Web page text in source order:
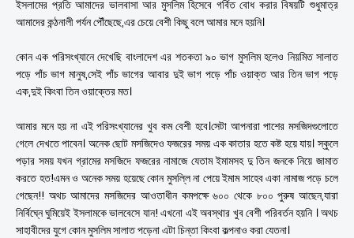
ইসলামের প্রতি আমাদের ভালবাসা আর মুসলিম হিসেবে গর্বিত বোধ করার বিষয়টি শুধুমাত্র
আমাদের কন্ঠনালী পর্যন পৌঁছেছে,এর চেয়ে বেশী কিছু বলে আমার মনে হয়নি।
কোন এক পরিসংখ্যানে দেখেছি বাংলাদেশ এর শতকতা ৯০ ভাগ মুসলিম হলেও নিয়মিত সালাত
পড়ে পাঁচ ভাগ মানুষ,সেই পাঁচ ভাগের আবার দুই ভাগ পড়ে পাঁচ ওয়াক্ত আর তিন ভাগ পড়ে
এক,দুই কিংবা তিন ওয়াক্তের মত।
আমার মনে হয় না এই পরিসংখ্যানের খুব কম বেশী হবে।সেটা আপনারা পাশের মসজিদগুলোতে
গেলে দেখতে পাবেন। অনেক ছোট মসজিদেও ফজরের সময় এক কাতার হতে কষ্ট হয়ে যায়। স্কুলে
পড়ার সময় যখন গ্রামের মসজিদে ফজরের নামাজে যেতাম ইমামসহ দু তিন জনকে নিয়ে জামাত
করতে হত!এমন ও অনেক সময় হয়েছে কোন মুসল্লি না পেয়ে ইমাম সাহেব একা নামাজ পড়ে চলে
গেছেন!! অথচ আমাদের মসজিদের আওতাধীন কমপক্ষে ৬০০ থেকে ৮০০ পুরুষ আছেন,যারা
নির্বিঘ্নে ঘুমিয়েই ইসলামকে ভালবেসে যান! এখনো এই অবস্থার খুব বেশী পরিবর্তন হয়নি । অথচ
সাহাবীদের যুগে কোন মুসলিম সালাত পড়েনা এটা চিন্তা কিংবা কল্পনাও করা যেতনা।